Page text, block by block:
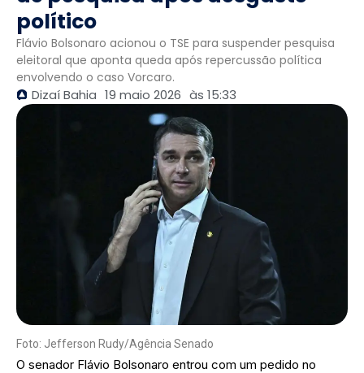
político
Flávio Bolsonaro acionou o TSE para suspender pesquisa
eleitoral que aponta queda após repercussão política
envolvendo o caso Vorcaro.
Dizaí Bahia 19 maio 2026 às 15:33
Foto: Jefferson Rudy/Agência Senado
O senador Flávio Bolsonaro entrou com um pedido no